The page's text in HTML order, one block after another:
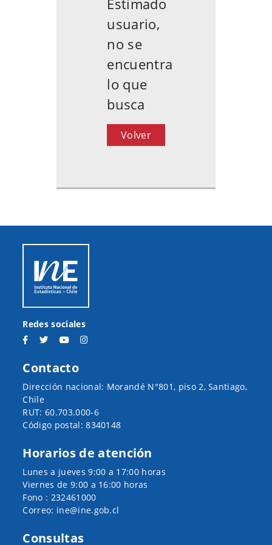
usuario,
no se
encuentra
lo que
busca
Volver
Redes sociales
Contacto
Dirección nacional: Morandé N°801, piso 2, Santiago,
Chile
RUT: 60.703.000-6
Código postal: 8340148
Horarios de atención
Lunes a jueves 9:00 a 17:00 horas
Viernes de 9:00 a 16:00 horas
Fono : 232461000
Correo: ine@ine.gob.cl
Consultas